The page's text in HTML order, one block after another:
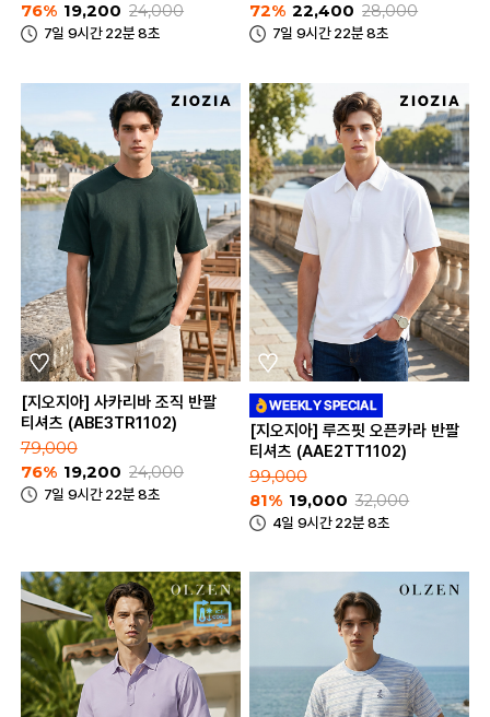
76% 19,200 24,000
7일 9시간 22분 8초
72% 22,400 28,000
7일 9시간 22분 8초
[지오지아] 사카리바 조직 반팔
티셔츠 (ABE3TR1102)
79,000
76% 19,200 24,000
7일 9시간 22분 8초
[지오지아] 루즈핏 오픈카라 반팔
티셔츠 (AAE2TT1102)
99,000
81% 19,000 32,000
4일 9시간 22분 8초